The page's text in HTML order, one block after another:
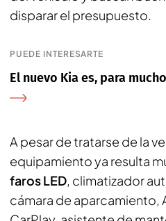
disparar el presupuesto.
PUEDE INTERESARTE
El nuevo Kia es, para
A pesar de tratarse de la
equipamiento ya resulta
faros LED, climatizador
cámara de aparcamiento,